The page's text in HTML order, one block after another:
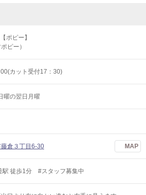
ポピー】
ピー）
カット受付17：30)
曜の翌日月曜
倉３丁目6-30 MAP
駅 徒歩1分 #スタッフ募集中